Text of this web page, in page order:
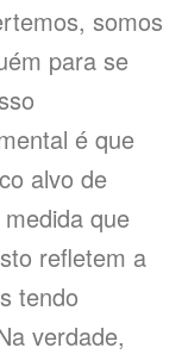
somos
para se
é que
alvo de
que
refletem a
tendo
verdade,